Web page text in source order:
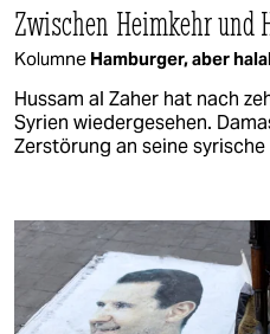
Zwischen Heimkehr und
Kolumne Hamburger, aber
Hussam al Zaher hat nach
Syrien wiedergesehen.
Zerstörung an seine